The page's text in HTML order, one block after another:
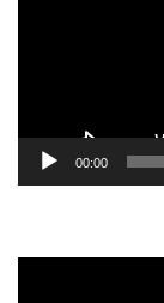
00:00